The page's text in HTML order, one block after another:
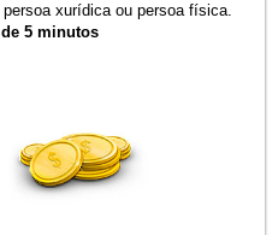
xurídica ou persoa física.
5 minutos